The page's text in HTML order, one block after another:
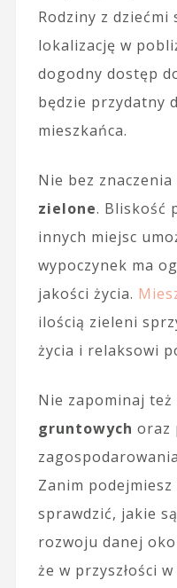
Rodziny z dziećmi
lokalizację w
dogodny dostęp
będzie przydatny
mieszkańca.
Nie bez znaczenia
zielone. Bliskość
innych miejsc
wypoczynek ma
jakości życia.
ilością zieleni
życia i relaksowi
Nie zapominaj też
gruntowych oraz
Zanim
sprawdzić, jakie
rozwoju danej
że w przyszłości